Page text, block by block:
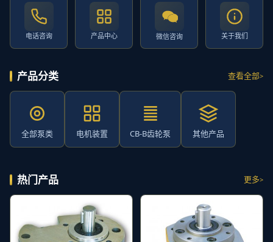
电话咨询 产品中心 微信咨询 关于我们
产品分类 查看全部
全部泵类 电机装置 CB-B齿轮泵 其他产品
热门产品 更多